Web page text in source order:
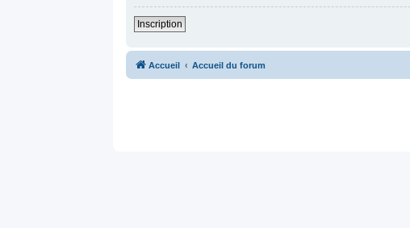
Inscription
Accueil Accueil du forum